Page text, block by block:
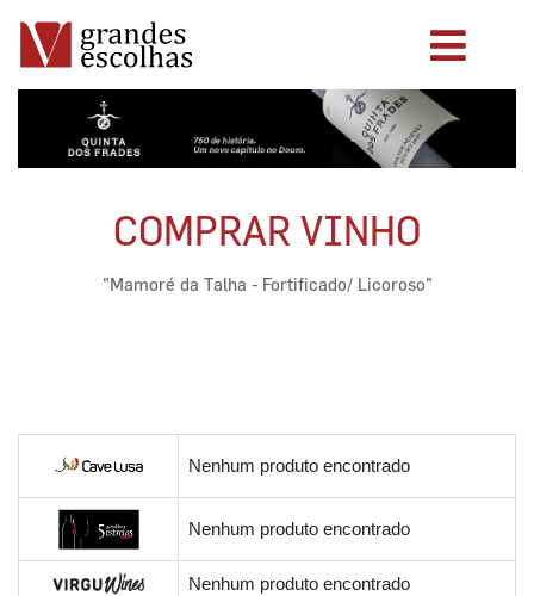
COMPRAR VINHO
"Mamoré da Talha - Fortificado/ Licoroso"
Nenhum produto encontrado
Nenhum produto encontrado
Nenhum produto encontrado